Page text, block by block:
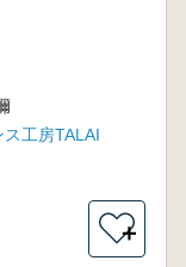
工房TALAI
＋